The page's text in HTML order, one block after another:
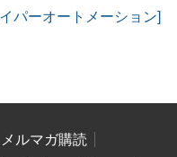
パーオートメーション]
メルマガ購読